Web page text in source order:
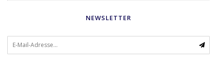
NEWSLETTER